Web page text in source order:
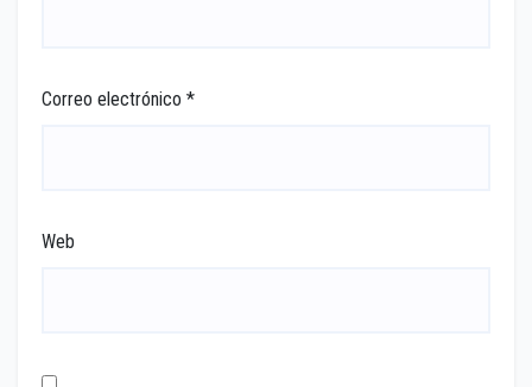
Correo electrónico *
Web